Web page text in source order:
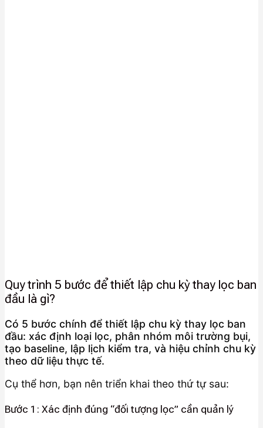
Quy trình 5 bước để thiết lập chu kỳ thay lọc ban
đầu là gì?
Có 5 bước chính để thiết lập chu kỳ thay lọc ban
đầu: xác định loại lọc, phân nhóm môi trường bụi,
tạo baseline, lập lịch kiểm tra, và hiệu chỉnh chu kỳ
theo dữ liệu thực tế.
Cụ thể hơn, bạn nên triển khai theo thứ tự sau:
Bước 1: Xác định đúng “đối tượng lọc” cần quản lý